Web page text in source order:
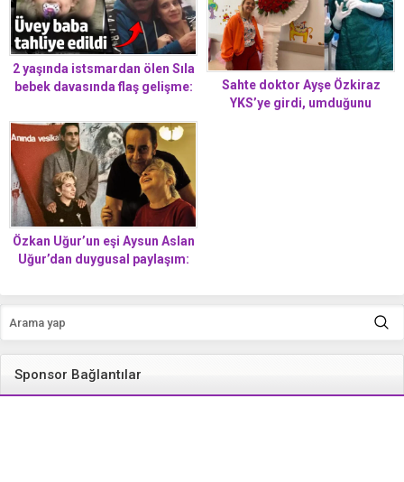
2 yaşında istsmardan ölen Sıla
bebek davasında flaş gelişme:
Sahte doktor Ayşe Özkiraz
YKS’ye girdi, umduğunu
Özkan Uğur’un eşi Aysun Aslan
Uğur’dan duygusal paylaşım:
sanıyordum, şimdi nasıl olacak
Sponsor Bağlantılar